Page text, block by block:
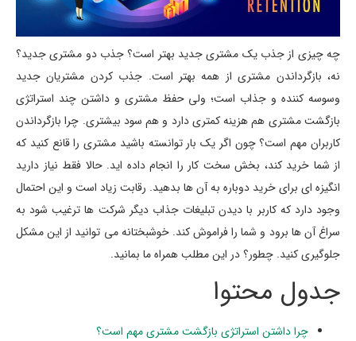
چه چیزی از جذب یک مشتری جدید بهتر است؟ جذب دو مشتری جدید؟
نه، بازگرداندن مشتری از همه بهتر است. جذب کردن مشتریان جدید
وسوسه کننده و جذاب است؛ ولی حفظ مشتری و داشتن چند استراتژی
بازگشت مشتری هم هزینه کمتری دارد و هم سود بیشتری. چرا بازگرداندن
کاربران مهم است؟ چون اگر یک بار توانسته باشید مشتری را قانع کنید که
از شما خرید کند، بخش سخت کار را انجام داده اید. حالا فقط نیاز دارید
انگیزه ای برای خرید دوباره به آن ها بدهید. رقابت زیاد است و این احتمال
وجود دارد که کاربر با دیدن تبلیغات جذاب دیگر شرکت ها ترغیب شود به
سراغ آن ها برود و شما را فراموش کند. خوشبختانه می توانید از این مشکل
جلوگیری کنید. چطور؟ در این مطلب همراه ما بمانید.
جدول محتوا
چرا داشتن استراتژی بازگشت مشتری مهم است؟